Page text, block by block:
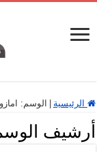
الرئيسية الوسم:
أرشيف